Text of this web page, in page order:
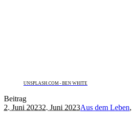
UNSPLASH.COM - BEN WHITE
Beitrag
2. Juni 20232. Juni 2023Aus dem Leben,